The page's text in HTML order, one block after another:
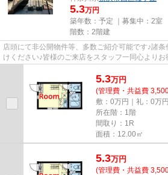
5.3万円
築年数：予定 ｜募集中： 2室
階数：2階建
店頭にて非公開物件等、多数ご紹介可能です♪諸
けください♪皆様のご来店をスタッフ一同心よりお
5.3万円
(管理費・共益費
敷：0万円｜礼：0万円
所在階：1階
間取り：1R
面積：12.00㎡
5.3万円
(管理費・共益費